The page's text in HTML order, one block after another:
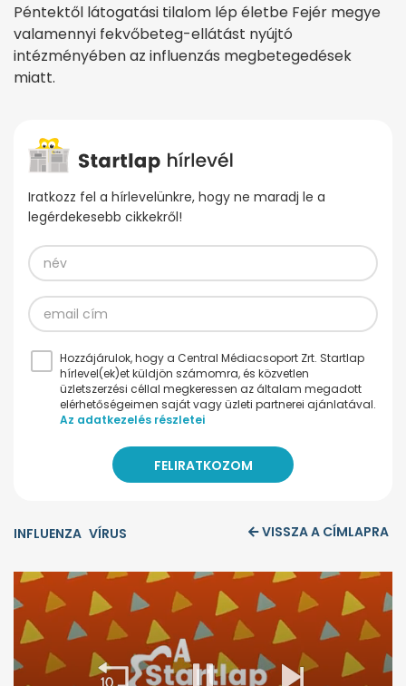
Péntektől látogatási tilalom lép életbe Fejér megye
valamennyi fekvőbeteg-ellátást nyújtó
intézményében az influenzás megbetegedések
miatt.
Iratkozz fel a hírlevelünkre, hogy ne maradj le a
legérdekesebb cikkekről!
Hozzájárulok, hogy a Central Médiacsoport Zrt. Startlap
hírlevel(ek)et küldjön számomra, és közvetlen
üzletszerzési céllal megkeressen az általam megadott
elérhetőségeimen saját vagy üzleti partnerei ajánlatával.
Az adatkezelés részletei
INFLUENZA VÍRUS VISSZA A CÍMLAPRA